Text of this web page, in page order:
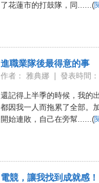
了花蓮市的打鼓隊，同......(
進職業隊後最得意的事
作者： 雅典娜 發表時間
還記得上半季的時候，我的
都因我一人而拖累了全部。
開始連敗，自己在旁幫......(
電競，讓我找到成就感！